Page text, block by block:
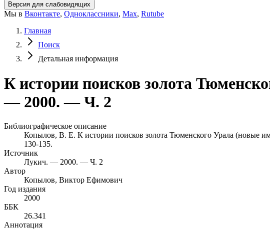
Версия для слабовидящих
Мы в Вконтакте, Одноклассники, Max, Rutube
Главная
Поиск
Детальная информация
К истории поисков золота
— 2000. — Ч. 2
Библиографическое описание
Копылов, В. Е. К истории поисков золота Тюменского Урала
130-135.
Источник
Лукич. — 2000. — Ч. 2
Автор
Копылов, Виктор Ефимович
Год издания
2000
ББК
26.341
Аннотация